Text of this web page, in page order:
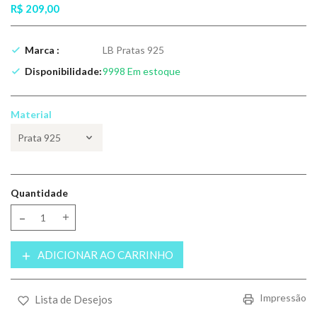
R$ 209,00
Marca :
LB Pratas 925
Disponibilidade:9998 Em estoque
Material
Quantidade
Translation missing: pt-BR.products.product.decrease
Translation missing: pt-BR.products.product.increase
ADICIONAR AO CARRINHO
Lista de Desejos Impressão